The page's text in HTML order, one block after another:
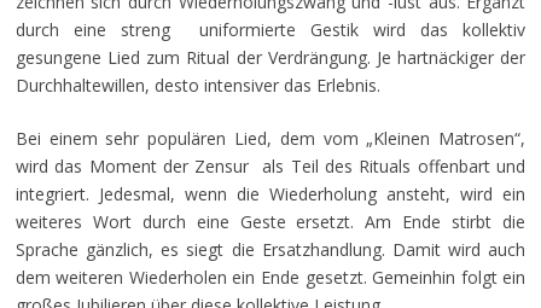
durch eine streng uniformierte Gestik wird das kollektiv
gesungene Lied zum Ritual der Verdrängung. Je hartnäckiger der
Durchhaltewillen, desto intensiver das Erlebnis.
Bei einem sehr populären Lied, dem vom „Kleinen Matrosen“,
wird das Moment der Zensur als Teil des Rituals offenbart und
integriert. Jedesmal, wenn die Wiederholung ansteht, wird ein
weiteres Wort durch eine Geste ersetzt. Am Ende stirbt die
Sprache gänzlich, es siegt die Ersatzhandlung. Damit wird auch
dem weiteren Wiederholen ein Ende gesetzt. Gemeinhin folgt ein